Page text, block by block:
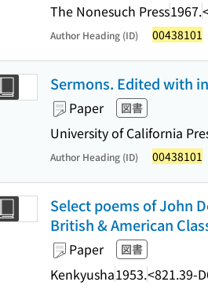
The Nonesuch Press1967.
Author Heading (ID) 00438101
Sermons. Edited with
Paper 図書
University of California
Author Heading (ID) 00438101
Select poems of John
British & American
Paper 図書
Kenkyusha1953.<821.39-